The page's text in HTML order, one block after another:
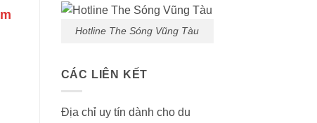
Hotline The Sóng Vũng Tàu
CÁC LIÊN KẾT
Địa chỉ uy tín dành cho du
Giá
900,000 vnđ/